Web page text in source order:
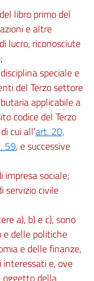
ED ALTRE FORME
libro primo del
e altre
lucro, riconosciute
speciale e
del Terzo settore
applicabile a
codice del Terzo
cui all'art. 20,
59, e successive
impresa sociale;
servizio civile
a), b) e c), sono
delle politiche
e delle finanze,
e, ove
oggetto della